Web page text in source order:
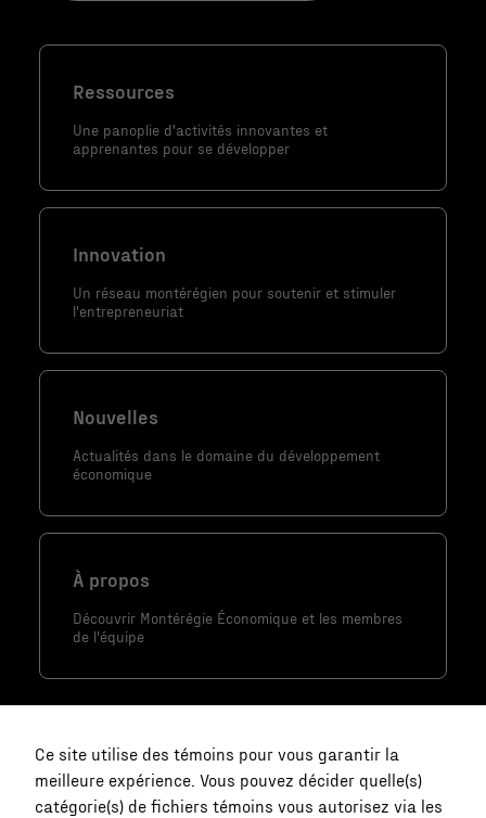
Ressources
Une panoplie d'activités innovantes et
apprenantes pour se développer
Innovation
Un réseau montérégien pour soutenir et stimuler
l'entrepreneuriat
Nouvelles
Actualités dans le domaine du développement
économique
À propos
Découvrir Montérégie Économique et les membres
de l'équipe
Ce site utilise des témoins pour vous garantir la
meilleure expérience. Vous pouvez décider quelle(s)
catégorie(s) de fichiers témoins vous autorisez via les
témoins ne
sont pas
Statistiques
fonctionnalité
structure du
site Web est
En partageant
votre intérêt
et votre